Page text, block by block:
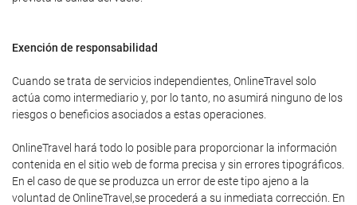
Exención de responsabilidad
Cuando se trata de servicios independientes, OnlineTravel solo
actúa como intermediario y, por lo tanto, no asumirá ninguno de los
riesgos o beneficios asociados a estas operaciones.
OnlineTravel hará todo lo posible para proporcionar la información
contenida en el sitio web de forma precisa y sin errores tipográficos.
En el caso de que se produzca un error de este tipo ajeno a la
voluntad de OnlineTravel,se procederá a su inmediata corrección. En